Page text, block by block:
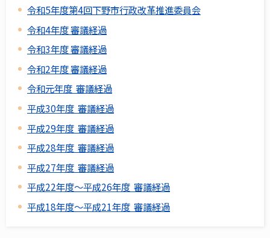
令和5年度第4回下野市行政改革推進委員会
令和4年度 審議経過
令和3年度 審議経過
令和2年度 審議経過
令和元年度 審議経過
平成30年度 審議経過
平成29年度 審議経過
平成28年度 審議経過
平成27年度 審議経過
平成22年度～平成26年度 審議経過
平成18年度～平成21年度 審議経過